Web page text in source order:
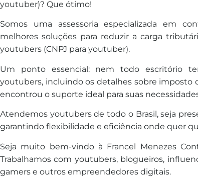
youtuber)? Que ótimo!
Somos uma assessoria especializada em
melhores soluções para reduzir a carga
youtubers (CNPJ para youtuber).
Um ponto essencial: nem todo escritório
youtubers, incluindo os detalhes sobre imposto
encontrou o suporte ideal para suas
Atendemos youtubers de todo o Brasil, seja
garantindo flexibilidade e eficiência onde quer
Seja muito bem-vindo à Francel Menezes
Trabalhamos com youtubers, blogueiros,
gamers e outros empreendedores digitais.